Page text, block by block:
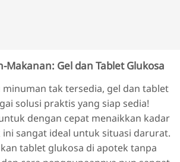
Makanan: Gel dan Tablet Glukosa
minuman tak tersedia, gel dan tablet
solusi praktis yang siap sedia!
dengan cepat menaikkan kadar
sangat ideal untuk situasi darurat.
tablet glukosa di apotek tanpa